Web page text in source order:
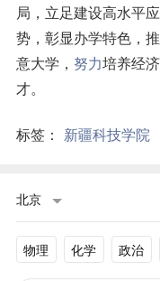
局，立足建设高水平
势，彰显办学特色，
意大学， 努力培养经
才。
标签： 新疆科技学院
北京
物理 化学 政治